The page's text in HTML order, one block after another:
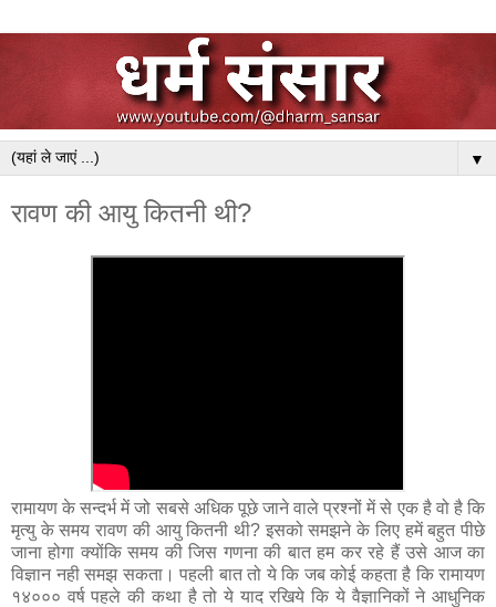
▼
रावण की आयु कितनी थी?
रामायण के सन्दर्भ में जो सबसे अधिक पूछे जाने वाले प्रश्नों में से एक है वो है कि
मृत्यु के समय रावण की आयु कितनी थी? इसको समझने के लिए हमें बहुत पीछे
जाना होगा क्योंकि समय की जिस गणना की बात हम कर रहे हैं उसे आज का
विज्ञान नही समझ सकता। पहली बात तो ये कि जब कोई कहता है कि रामायण
१४००० वर्ष पहले की कथा है तो ये याद रखिये कि ये वैज्ञानिकों ने आधुनिक